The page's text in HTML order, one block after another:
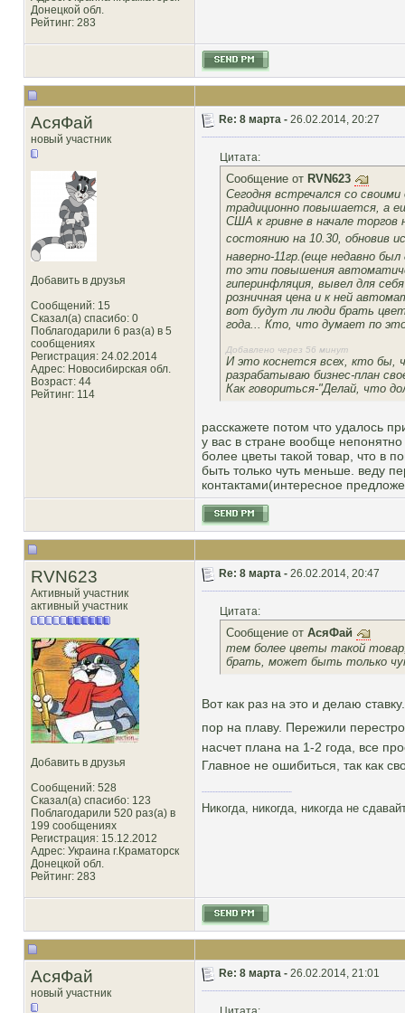
Донецкой обл.
Рейтинг: 283
АсяФай
новый участник
Добавить в друзья
Сообщений: 15
Сказал(а) спасибо: 0
Поблагодарили 6 раз(а) в 5
сообщениях
Регистрация: 24.02.2014
Адрес: Новосибирская обл.
Возраст: 44
Рейтинг: 114
Re: 8 марта - 26.02.2014, 20:27
Цитата:
Сообщение от RVN623
Сегодня встречался со
традиционно повышается, а
США к гривне в начале торгов
состоянию на 10.30, обновив
наверно-11гр.(еще недавно
то эти повышения
гиперинфляция, вывел для
розничная цена и к ней
вот будут ли люди брать
года... Кто, что думает по
Добавлено через 56 минут
И это коснется всех, кто бы,
разрабатываю бизнес-план
Как говориться-"Делай, что
расскажете потом что удалось
у вас в стране вообще
более цветы такой товар, что в
быть только чуть меньше. веду
контактами(интересное
RVN623
Активный участник
активный участник
Добавить в друзья
Сообщений: 528
Сказал(а) спасибо: 123
Поблагодарили 520 раз(а) в
199 сообщениях
Регистрация: 15.12.2012
Адрес: Украина г.Краматорск
Донецкой обл.
Рейтинг: 283
Re: 8 марта - 26.02.2014, 20:47
Цитата:
Сообщение от АсяФай
тем более цветы такой
брать, может быть только
Вот как раз на это и делаю ставку.
пор на плаву. Пережили
насчет плана на 1-2 года, все
Главное не ошибиться, так как
Никогда, никогда, никогда не
АсяФай
новый участник
Re: 8 марта - 26.02.2014, 21:01